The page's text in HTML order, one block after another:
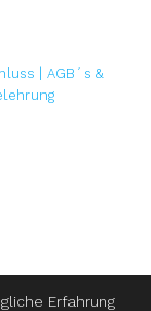
AGB´s &
Erfahrung